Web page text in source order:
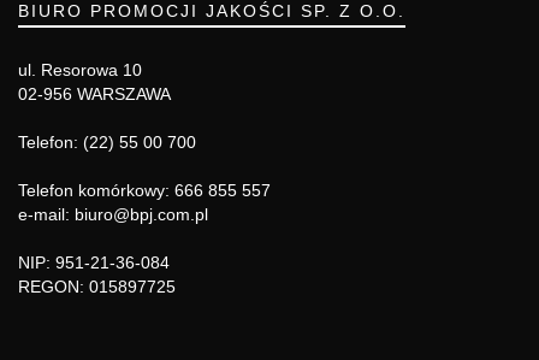
BIURO PROMOCJI JAKOŚCI SP. Z O.O.
ul. Resorowa 10
02-956 WARSZAWA
Telefon: (22) 55 00 700
Telefon komórkowy: 666 855 557
e-mail: biuro@bpj.com.pl
NIP: 951-21-36-084
REGON: 015897725